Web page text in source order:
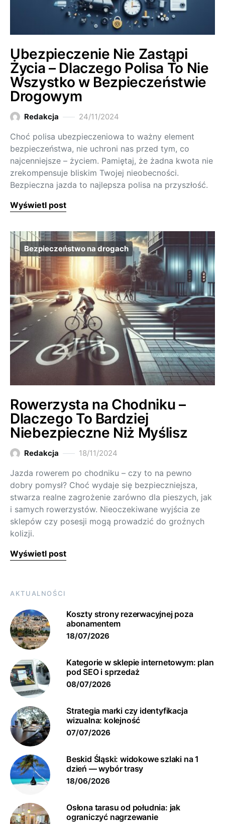
Ubezpieczenie Nie Zastąpi
Życia – Dlaczego Polisa To Nie
Wszystko w Bezpieczeństwie
Drogowym
Redakcja 24/11/2024
Choć polisa ubezpieczeniowa to ważny element
bezpieczeństwa, nie uchroni nas przed tym, co
najcenniejsze – życiem. Pamiętaj, że żadna kwota nie
zrekompensuje bliskim Twojej nieobecności.
Bezpieczna jazda to najlepsza polisa na przyszłość.
Wyświetl post
Bezpieczeństwo na drogach
Rowerzysta na Chodniku –
Dlaczego To Bardziej
Niebezpieczne Niż Myślisz
Redakcja 18/11/2024
Jazda rowerem po chodniku – czy to na pewno
dobry pomysł? Choć wydaje się bezpieczniejsza,
stwarza realne zagrożenie zarówno dla pieszych, jak
i samych rowerzystów. Nieoczekiwane wyjścia ze
sklepów czy posesji mogą prowadzić do groźnych
kolizji.
Wyświetl post
AKTUALNOŚCI
Koszty strony rezerwacyjnej poza
abonamentem
18/07/2026
Kategorie w sklepie internetowym: plan
pod SEO i sprzedaż
08/07/2026
Strategia marki czy identyfikacja
wizualna: kolejność
07/07/2026
Beskid Śląski: widokowe szlaki na 1
dzień — wybór trasy
18/06/2026
Osłona tarasu od południa: jak
ograniczyć nagrzewanie